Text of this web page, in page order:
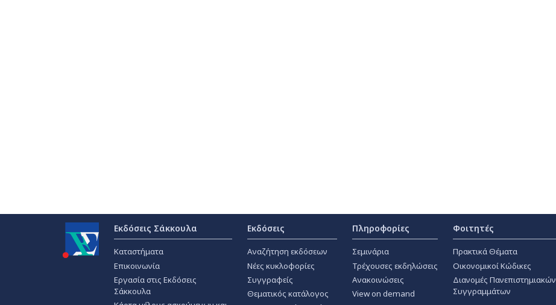
Εκδόσεις Σάκκουλα
Καταστήματα
Επικοινωνία
Εργασία στις Εκδόσεις
Σάκκουλα
Εκδόσεις
Αναζήτηση εκδόσεων
Νέες κυκλοφορίες
Συγγραφείς
Θεματικός κατάλογος
Πληροφορίες
Σεμινάρια
Τρέχουσες εκδηλώσεις
Ανακοινώσεις
View on demand
Φοιτητές
Πρακτικά Θέματα
Οικονομικοί Κώδικες
Διανομές Πανεπιστημιακών
Συγγραμμάτων